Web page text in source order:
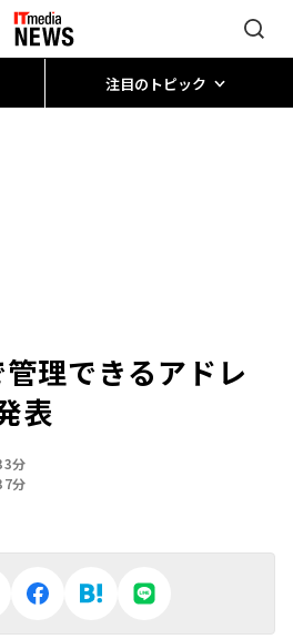
注目のトピック
理できるアドレ
表
分
分